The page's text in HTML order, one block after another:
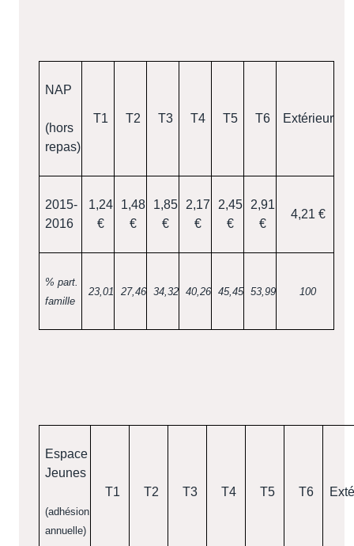
NAP
(hors
repas)
T1 T2 T3 T4 T5 T6 Extérieur
2015-
2016
1,24
€
1,48
€
1,85
€
2,17
€
2,45
€
2,91
€
4,21 €
% part.
famille
23,01 27,46 34,32 40,26 45,45 53,99 100
Espace
Jeunes
(adhésion
annuelle)
T1 T2 T3 T4 T5 T6